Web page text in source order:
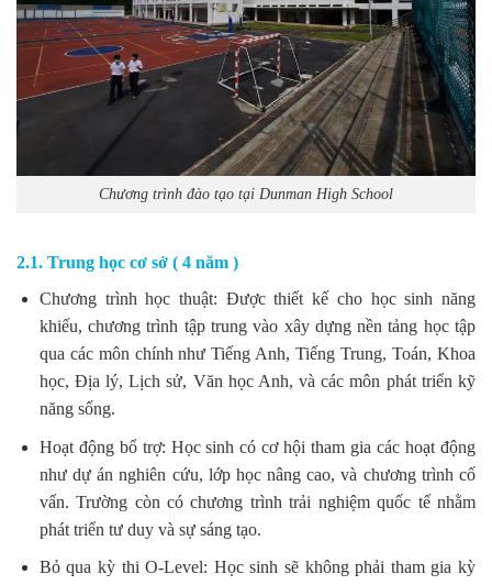
Chương trình đào tạo tại Dunman High School
2.1. Trung học cơ sở ( 4 năm )
Chương trình học thuật: Được thiết kế cho học sinh năng
khiếu, chương trình tập trung vào xây dựng nền tảng học tập
qua các môn chính như Tiếng Anh, Tiếng Trung, Toán, Khoa
học, Địa lý, Lịch sử, Văn học Anh, và các môn phát triển kỹ
năng sống.
Hoạt động bổ trợ: Học sinh có cơ hội tham gia các hoạt động
như dự án nghiên cứu, lớp học nâng cao, và chương trình cố
vấn. Trường còn có chương trình trải nghiệm quốc tế nhằm
phát triển tư duy và sự sáng tạo.
Bỏ qua kỳ thi O-Level: Học sinh sẽ không phải tham gia kỳ